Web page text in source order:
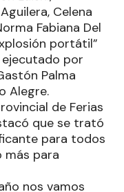
Celena
Fabiana Del
portátil”
ejecutado por
Palma
Alegre.
de Ferias
que se trató
para todos
más para
nos vamos